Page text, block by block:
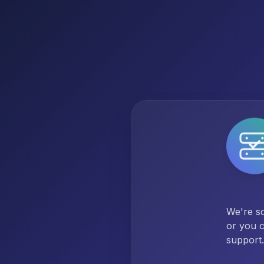
We're
or you
support.